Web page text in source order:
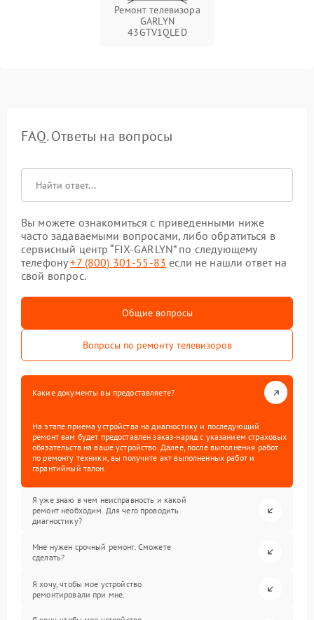
Ремонт телевизора
GARLYN
43GTV1QLED
FAQ. Ответы на вопросы
Вы можете ознакомиться с приведенными ниже
часто задаваемыми вопросами, либо обратиться в
сервисный центр “FIX-GARLYN” по следующему
телефону+7 (800) 301-55-83 если не нашли ответ на
свой вопрос.
Общие вопросы
Вопросы по ремонту телевизоров
Какие документы вы предоставляете?
На этапе приема устройства на диагностику и последующий
ремонт вам будет предоставлен заказ-наряд с указанием страховых
обязательств на ваше устройство. Далее, после выполнения работ
по ремонту техники, вы получите акт выполненных работ и
гарантийный талон.
Я уже знаю в чем неисправность и какой
ремонт необходим. Для чего проводить
диагностику?
Мне нужен срочный ремонт. Сможете
сделать?
Я хочу, чтобы мое устройство
ремонтировали при мне.